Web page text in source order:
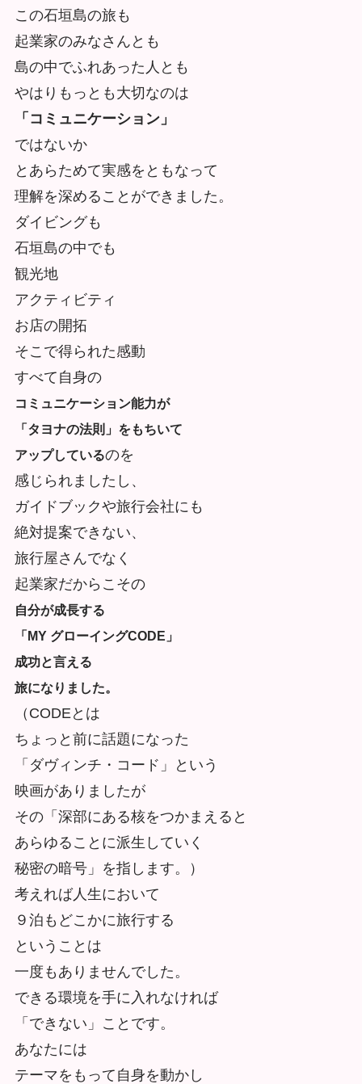
この石垣島の旅も
起業家のみなさんとも
島の中でふれあった人とも
やはりもっとも大切なのは
「コミュニケーション」
ではないか
とあらためて実感をともなって
理解を深めることができました。
ダイビングも
石垣島の中でも
観光地
アクティビティ
お店の開拓
そこで得られた感動
すべて自身の
コミュニケーション能力が
「タヨナの法則」をもちいて
アップしているのを
感じられましたし、
ガイドブックや旅行会社にも
絶対提案できない、
旅行屋さんでなく
起業家だからこその
自分が成長する
「MY グローイングCODE」
成功と言える
旅になりました。
（CODEとは
ちょっと前に話題になった
「ダヴィンチ・コード」という
映画がありましたが
その「深部にある核をつかまえると
あらゆることに派生していく
秘密の暗号」を指します。）
考えれば人生において
９泊もどこかに旅行する
ということは
一度もありませんでした。
できる環境を手に入れなければ
「できない」ことです。
あなたには
テーマをもって自身を動かし